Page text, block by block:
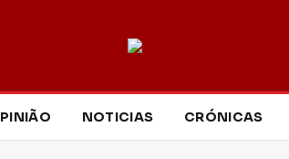
NOTICIAS CRÓNICAS